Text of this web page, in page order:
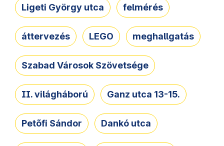
Ligeti György utca felmérés
áttervezés LEGO meghallgatás
Szabad Városok Szövetsége
II. világháború Ganz utca 13-15.
Petőfi Sándor Dankó utca